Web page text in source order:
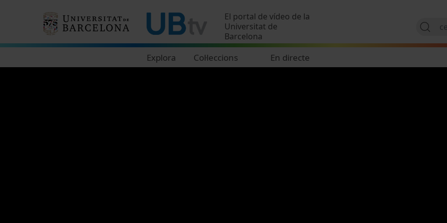
El portal de vídeo de la
Universitat de
Barcelona
Explora Col·leccions En directe